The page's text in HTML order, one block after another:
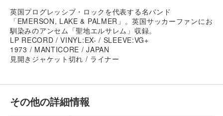
英国プログレッシブ・ロックを代表する名バンド
「EMERSON, LAKE & PALMER」。英国サッカーファンにお
馴染みのアンセム「聖地エルサレム」収録。
LP RECORD / VINYL:EX- / SLEEVE:VG+
1973 / MANTICORE / JAPAN
見開きジャケット切れ / ライナー
その他の詳細情報